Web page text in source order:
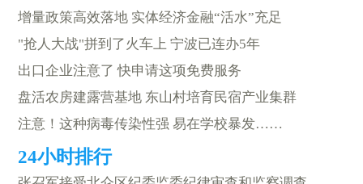
增量政策高效落地 实体经济金融“活水”充足
"抢人大战"拼到了火车上 宁波已连办5年
出口企业注意了 快申请这项免费服务
盘活农房建露营基地 东山村培育民宿产业集群
注意！这种病毒传染性强 易在学校暴发……